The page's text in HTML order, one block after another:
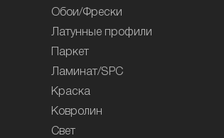
Обои/Фрески
Латунные профили
Паркет
Ламинат/SPC
Краска
Ковролин
Свет